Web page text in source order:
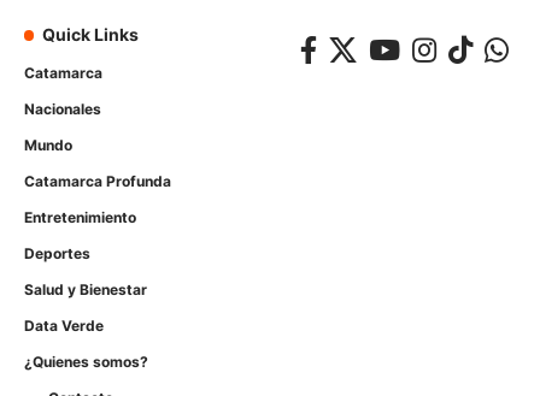
Quick Links
Catamarca
Nacionales
Mundo
Catamarca Profunda
Entretenimiento
Deportes
Salud y Bienestar
Data Verde
¿Quienes somos?